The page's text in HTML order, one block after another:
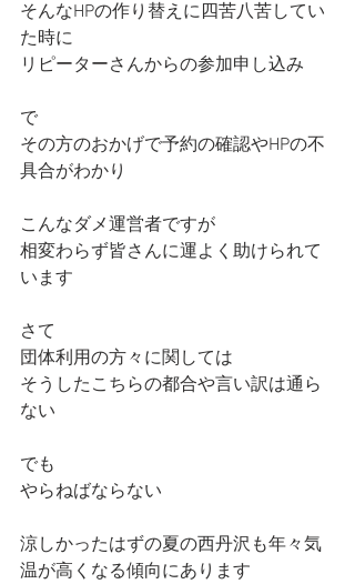
そんなHPの作り替えに四苦八苦してい
た時に
リピーターさんからの参加申し込み
で
その方のおかげで予約の確認やHPの不
具合がわかり
こんなダメ運営者ですが
相変わらず皆さんに運よく助けられて
います
さて
団体利用の方々に関しては
そうしたこちらの都合や言い訳は通ら
ない
でも
やらねばならない
涼しかったはずの夏の西丹沢も年々気
温が高くなる傾向にあります